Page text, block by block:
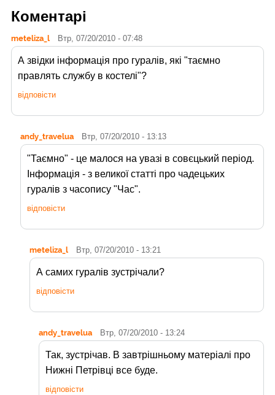
Коментарі
meteliza_l Втр, 07/20/2010 - 07:48
А звідки інформація про гуралів, які "таємно
правлять службу в костелі"?
відповісти
andy_travelua Втр, 07/20/2010 - 13:13
"Таємно" - це малося на увазі в совєцький період.
Інформація - з великої статті про чадецьких
гуралів з часопису "Час".
відповісти
meteliza_l Втр, 07/20/2010 - 13:21
А самих гуралів зустрічали?
відповісти
andy_travelua Втр, 07/20/2010 - 13:24
Так, зустрічав. В завтрішньому матеріалі про
Нижні Петрівці все буде.
відповісти